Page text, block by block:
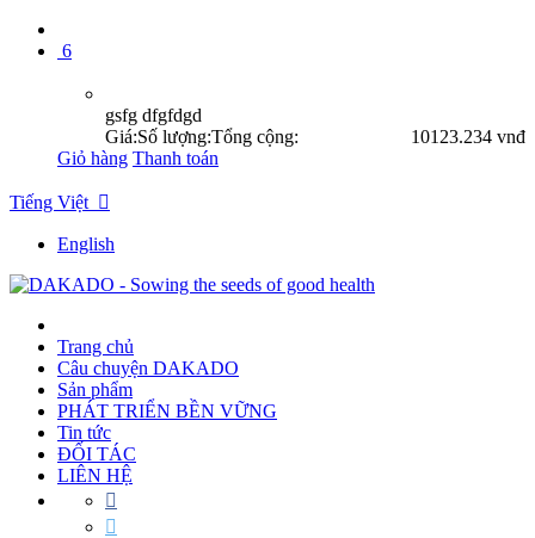
6
gsfg dfgfdgd
Giá:
123.234 vnđ
Số lượng: 10
Tổng cộng:
Giỏ hàng Thanh toán
Tiếng Việt 
English
Trang chủ
Câu chuyện DAKADO
Sản phẩm
PHÁT TRIỂN BỀN VỮNG
Tin tức
ĐỐI TÁC
LIÊN HỆ

